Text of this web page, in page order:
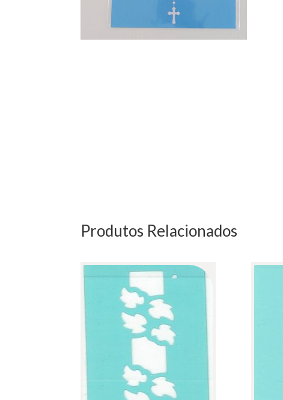
Produtos Relacionados